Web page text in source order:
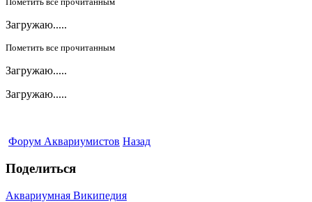
Загружаю.....
Пометить все прочитанным
Загружаю.....
Загружаю.....
Форум Аквариумистов Назад
Поделиться
Аквариумная Википедия